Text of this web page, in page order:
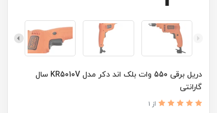
دریل برقی 550 وات بلک اند دکر مدل KR5010V سال
گارانتی
از 1